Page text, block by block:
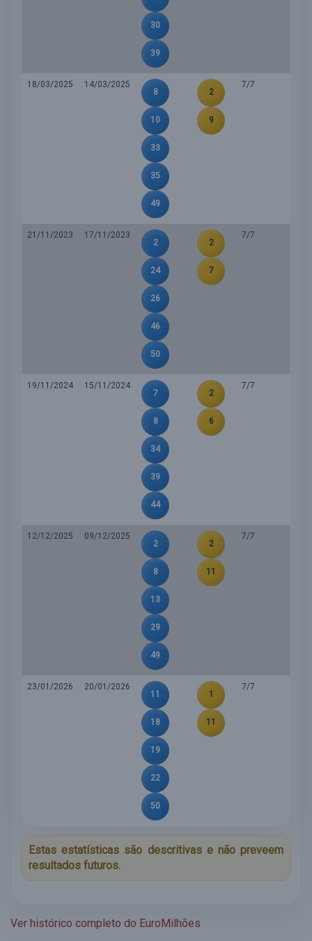
30
39
18/03/2025
14/03/2025
8
10
33
35
49
2
9
7/7
21/11/2023
17/11/2023
2
24
26
46
50
2
7
7/7
19/11/2024
15/11/2024
7
8
34
39
44
2
6
7/7
12/12/2025
09/12/2025
2
8
13
29
49
2
11
7/7
23/01/2026
20/01/2026
11
18
19
22
50
1
11
7/7
Estas estatísticas são descritivas e não preveem
resultados futuros.
Ver histórico completo do EuroMilhões